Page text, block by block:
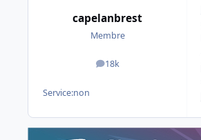
capelanbrest
Membre
18k
messages
Service:non